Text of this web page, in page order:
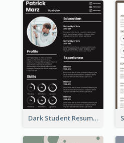
Dark Student Resume